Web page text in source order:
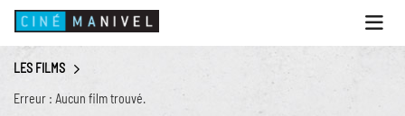
le
menu
ACCUEIL
PROGRAMME
LES FILMS
Erreur : Aucun film trouvé.